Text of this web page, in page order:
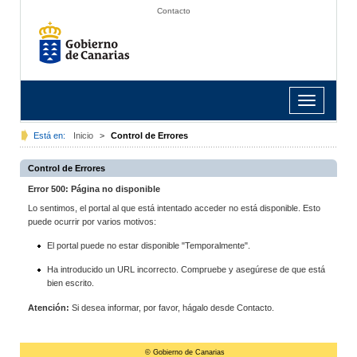
Contacto
Toggle
navigation
Está en: Inicio > Control de Errores
Control de Errores
Error 500: Página no disponible
Lo sentimos, el portal al que está intentado acceder no está disponible. Esto
puede ocurrir por varios motivos:
El portal puede no estar disponible "Temporalmente".
Ha introducido un URL incorrecto. Compruebe y asegúrese de que está
bien escrito.
Atención: Si desea informar, por favor, hágalo desde Contacto.
© Gobierno de Canarias